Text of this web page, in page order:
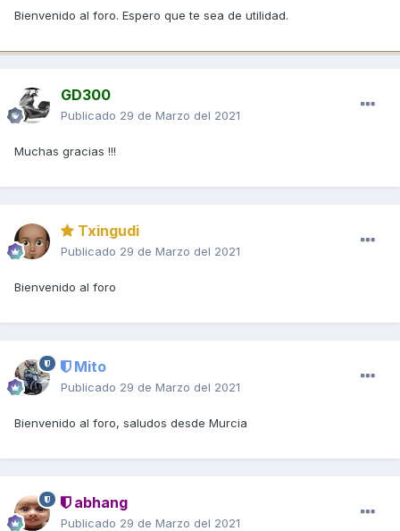
Bienvenido al foro. Espero que te sea de utilidad.
GD300
Publicado 29 de Marzo del 2021
Muchas gracias !!!
Txingudi
Publicado 29 de Marzo del 2021
Bienvenido al foro
Mito
Publicado 29 de Marzo del 2021
Bienvenido al foro, saludos desde Murcia
abhang
Publicado 29 de Marzo del 2021